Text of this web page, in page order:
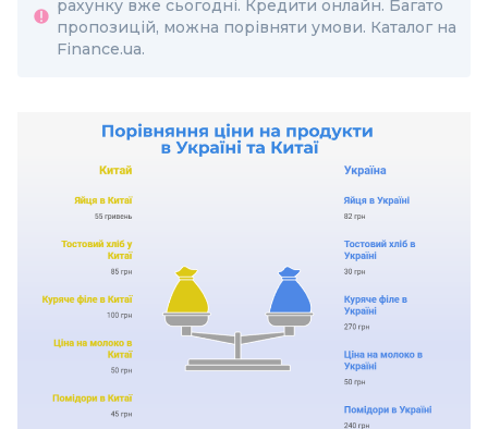
рахунку вже сьогодні. Кредити онлайн. Багато
пропозицій, можна порівняти умови. Каталог на
Finance.ua.